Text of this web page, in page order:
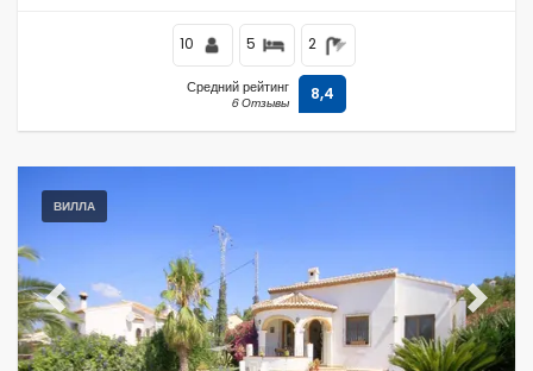
10 5 2
Средний рейтинг
6 Отзывы 8,4
ВИЛЛА
Previous Next